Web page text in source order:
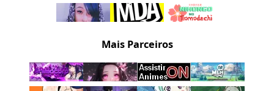
Mais Parceiros